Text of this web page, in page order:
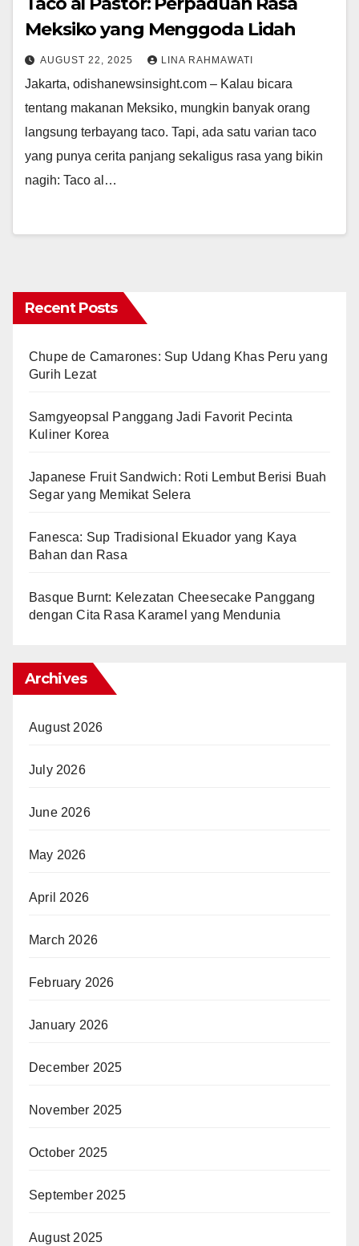
Meksiko yang Menggoda Lidah
AUGUST 22, 2025 LINA RAHMAWATI
Jakarta, odishanewsinsight.com – Kalau bicara
tentang makanan Meksiko, mungkin banyak orang
langsung terbayang taco. Tapi, ada satu varian taco
yang punya cerita panjang sekaligus rasa yang bikin
nagih: Taco al…
Recent Posts
Chupe de Camarones: Sup Udang Khas Peru yang
Gurih Lezat
Samgyeopsal Panggang Jadi Favorit Pecinta
Kuliner Korea
Japanese Fruit Sandwich: Roti Lembut Berisi Buah
Segar yang Memikat Selera
Fanesca: Sup Tradisional Ekuador yang Kaya
Bahan dan Rasa
Basque Burnt: Kelezatan Cheesecake Panggang
dengan Cita Rasa Karamel yang Mendunia
Archives
August 2026
July 2026
June 2026
May 2026
April 2026
March 2026
February 2026
January 2026
December 2025
November 2025
October 2025
September 2025
August 2025